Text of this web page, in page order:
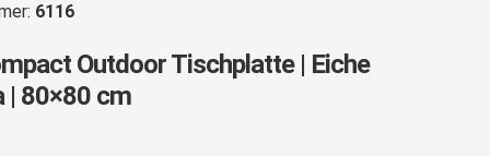
6116
Outdoor Tischplatte | Eiche
| 80×80 cm